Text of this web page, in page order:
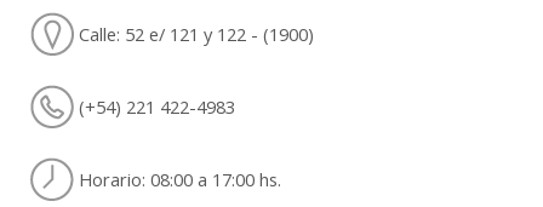
Calle: 52 e/ 121 y 122 - (1900)
(+54) 221 422-4983
Horario: 08:00 a 17:00 hs.